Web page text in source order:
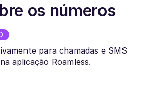
os números
para chamadas e SMS
aplicação Roamless.